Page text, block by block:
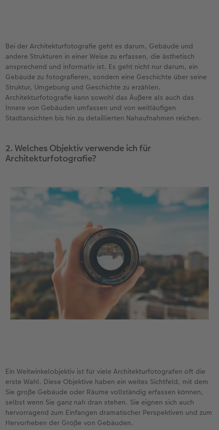
Bei der Architekturfotografie geht es darum, Gebäude und
andere Strukturen in einer Weise zu erfassen, die ästhetisch
ansprechend und informativ ist. Es geht nicht nur darum, ein
Gebäude zu fotografieren, sondern eine Geschichte über seine
Struktur, Umgebung und Geschichte zu erzählen.
Architekturfotografie kann sowohl das Äußere als auch das
Innere von Gebäuden umfassen und von weitläufigen
Stadtansichten bis hin zu detaillierten Nahaufnahmen reichen.
2. Welches Objektiv verwende ich für
Architekturfotografie?
Ein Weitwinkelobjektiv ist für viele Architekturfotografen oft die
erste Wahl. Diese Objektive haben ein weites Sichtfeld, mit dem
Sie große Gebäude oder Räume vollständig erfassen können,
selbst wenn Sie ganz nah dran stehen. Sie eignen sich auch
hervorragend zum Einfangen dramatischer Perspektiven und zum
Hervorheben der Größe von Gebäuden.